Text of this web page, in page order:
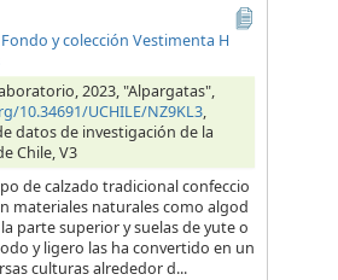
Fondo y colección Vestimenta H
2023, "Alpargatas",
10.34691/UCHILE/NZ9KL3,
datos de investigación de la
Chile, V3
de calzado tradicional confeccio
materiales naturales como algod
parte superior y suelas de yute o
y ligero las ha convertido en un
culturas alrededor d...